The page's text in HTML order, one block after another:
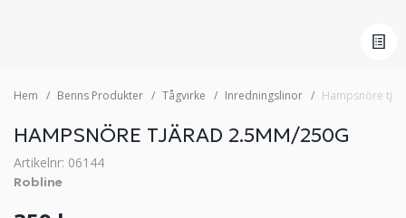
Hem Benns Produkter Tågvirke Inredningslinor Hampsnöre
HAMPSNÖRE TJÄRAD 2.5MM/250G
Artikelnr: 06144
Robline